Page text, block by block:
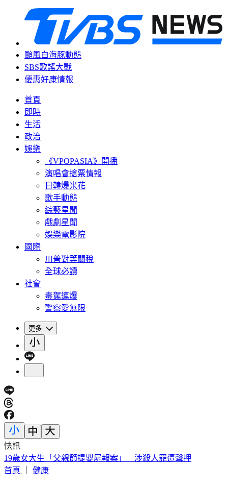
颱風白海豚動態
SBS歌謠大戰
優惠好康情報
首頁
即時
生活
政治
娛樂
《VPOPASIA》開播
演唱會搶票情報
日韓爆米花
歌手動態
綜藝星聞
戲劇星聞
娛樂電影院
國際
川普對等關稅
全球必讀
社會
毒駕連爆
警察愛無限
更多
快訊
來辯論啊！鞭刑公投藍白分歧？黃國昌：白委將先4對4辯論
首頁
健康